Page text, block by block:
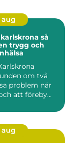
aug
så
trygg och
om två
problem när
att föreby...
aug